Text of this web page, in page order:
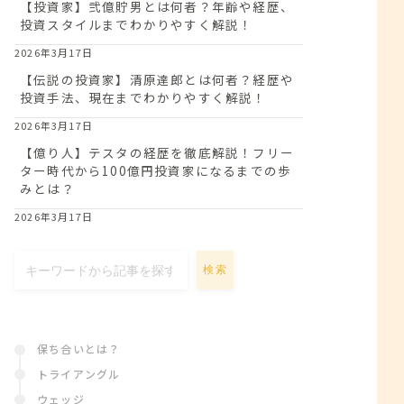
【投資家】弐億貯男とは何者？年齢や経歴、
投資スタイルまでわかりやすく解説！
2026年3月17日
【伝説の投資家】清原達郎とは何者？経歴や
投資手法、現在までわかりやすく解説！
2026年3月17日
【億り人】テスタの経歴を徹底解説！フリー
ター時代から100億円投資家になるまでの歩
みとは？
2026年3月17日
検索
保ち合いとは？
トライアングル
ウェッジ